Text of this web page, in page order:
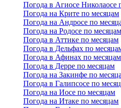
Погода в Агиосе Николаосе
Погода на Крите по месяцам
Погода на Андросе по
Погода на Родосе по месяцам
Погода в Аттике по месяцам
Погода в Дельфах по
Погода в Афинах по месяцам
Погода в Дерре по месяцам
Погода на Закинфе по
Погода в Галипсосе по
Погода на Иосе по месяцам
Погода на Итаке по месяцам